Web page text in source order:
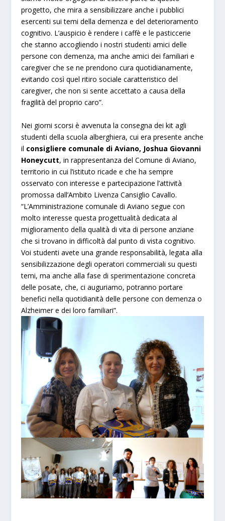
progetto, che mira a sensibilizzare anche i pubblici
esercenti sui temi della demenza e del deterioramento
cognitivo. L’auspicio è rendere i caffè e le pasticcerie
che stanno accogliendo i nostri studenti amici delle
persone con demenza, ma anche amici dei familiari e
caregiver che se ne prendono cura quotidianamente,
evitando così quel ritiro sociale caratteristico del
caregiver, che non si sente accettato a causa della
fragilità del proprio caro”.
Nei giorni scorsi è avvenuta la consegna dei kit agli
studenti della scuola alberghiera, cui era presente anche
il consigliere comunale di Aviano, Joshua Giovanni
Honeycutt, in rappresentanza del Comune di Aviano,
territorio in cui l’istituto ricade e che ha sempre
osservato con interesse e partecipazione l’attività
promossa dall’Ambito Livenza Cansiglio Cavallo.
“L’Amministrazione comunale di Aviano segue con
molto interesse questa progettualità dedicata al
miglioramento della qualità di vita di persone anziane
che si trovano in difficoltà dal punto di vista cognitivo.
Voi studenti avete una grande responsabilità, legata alla
sensibilizzazione degli operatori commerciali su questi
temi, ma anche alla fase di sperimentazione concreta
delle posate, che, ci auguriamo, potranno portare
benefici nella quotidianità delle persone con demenza o
Alzheimer e dei loro familiari”.